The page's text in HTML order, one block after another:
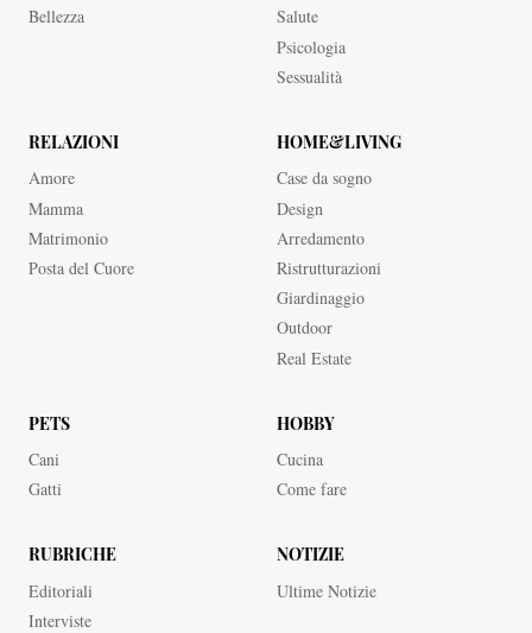
Bellezza
Salute
Psicologia
Sessualità
RELAZIONI
Amore
Mamma
Matrimonio
Posta del Cuore
HOME&LIVING
Case da sogno
Design
Arredamento
Ristrutturazioni
Giardinaggio
Outdoor
Real Estate
PETS
Cani
Gatti
HOBBY
Cucina
Come fare
RUBRICHE
Editoriali
Interviste
NOTIZIE
Ultime Notizie